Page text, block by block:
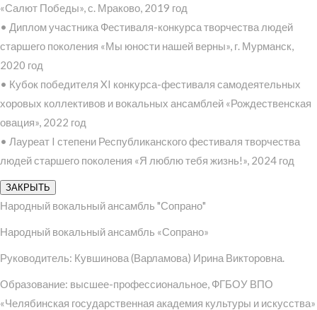
«Салют Победы», с. Мраково, 2019 год
• Диплом участника Фестиваля-конкурса творчества людей
старшего поколения «Мы юности нашей верны», г. Мурманск,
2020 год
• Кубок победителя XI конкурса-фестиваля самодеятельных
хоровых коллективов и вокальных ансамблей «Рождественская
овация», 2022 год
• Лауреат I степени Республиканского фестиваля творчества
людей старшего поколения «Я люблю тебя жизнь!», 2024 год
ЗАКРЫТЬ
Народный вокальный ансамбль "Сопрано"
Народный вокальный ансамбль «Сопрано»
Руководитель: Кувшинова (Варламова) Ирина Викторовна.
Образование: высшее-профессиональное, ФГБОУ ВПО
«Челябинская государственная академия культуры и искусства»